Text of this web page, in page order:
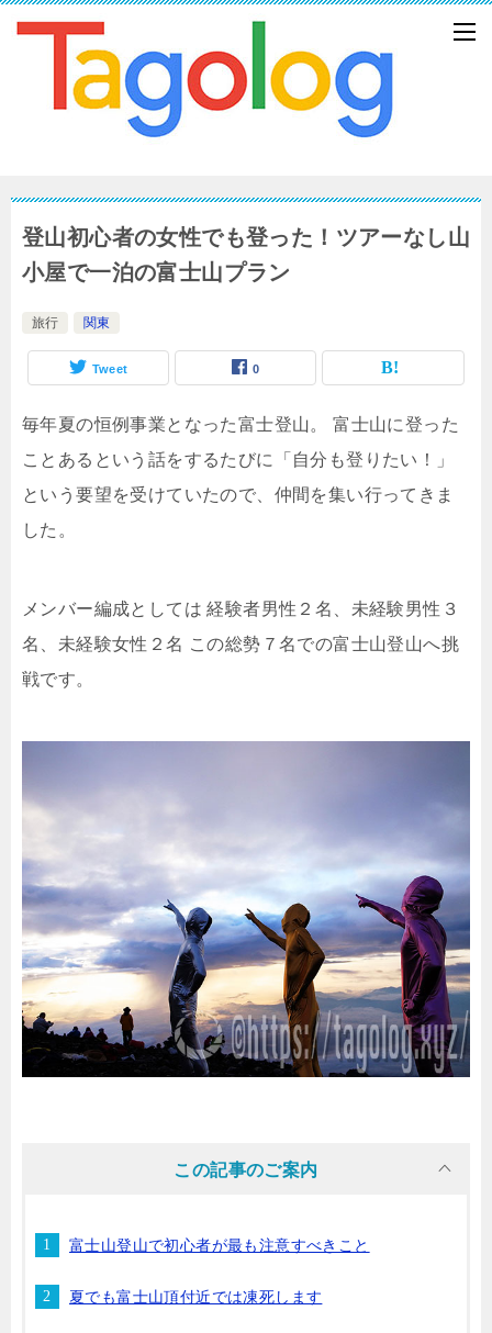
登山初心者の女性でも登った！ツアーなし山
小屋で一泊の富士山プラン
旅行 関東
Tweet 0
毎年夏の恒例事業となった富士登山。
富士山に登った
ことあるという話をするたびに「自分も登りたい！」
という要望を受けていたので、仲間を集い行ってきま
した。
メンバー編成としては 経験者男性２名、未経験男性３
名、未経験女性２名 この総勢７名での富士山登山へ挑
戦です。
この記事のご案内
富士山登山で初心者が最も注意すべきこと
夏でも富士山頂付近では凍死します